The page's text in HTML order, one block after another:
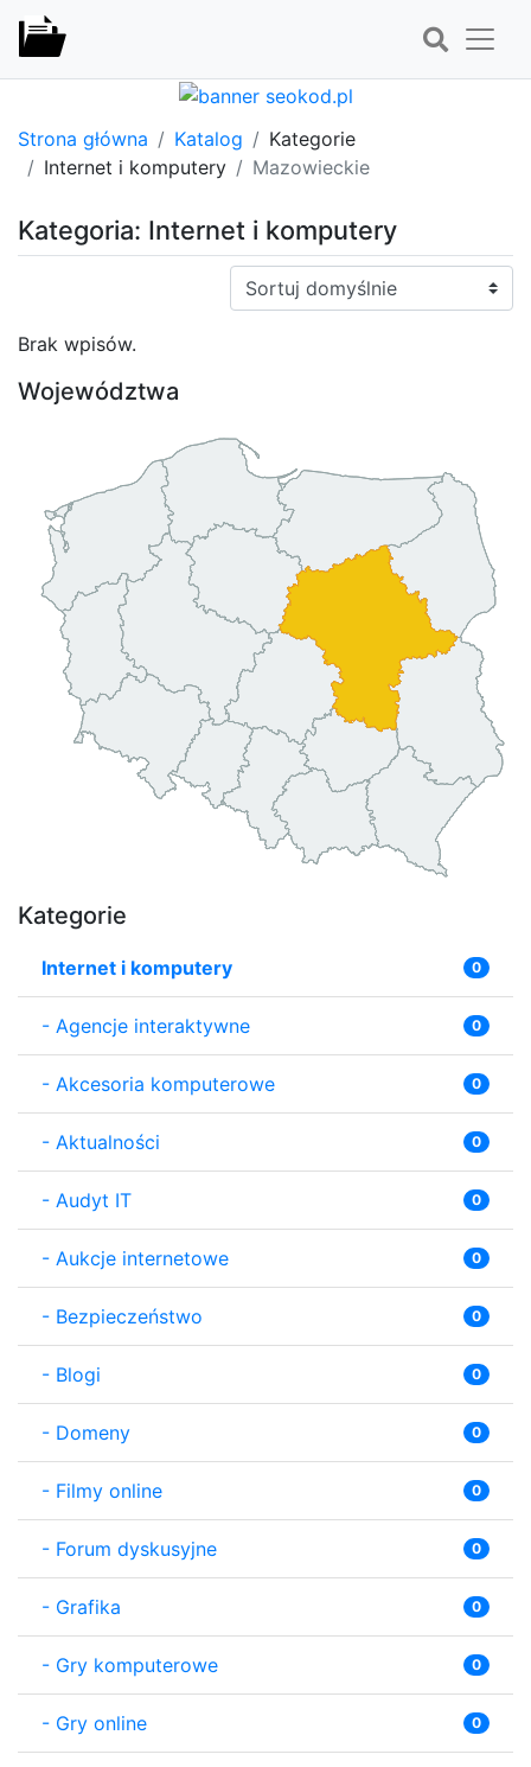
Strona główna Katalog
Kategorie
Internet i komputery
Mazowieckie
Kategoria: Internet i komputery
Sortuj:
Brak wpisów.
Województwa
Kategorie
Internet i komputery 0
- Agencje interaktywne 0
- Akcesoria komputerowe 0
- Aktualności 0
- Audyt IT 0
- Aukcje internetowe 0
- Bezpieczeństwo 0
- Blogi 0
- Domeny 0
- Filmy online 0
- Forum dyskusyjne 0
- Grafika 0
- Gry komputerowe 0
- Gry online 0